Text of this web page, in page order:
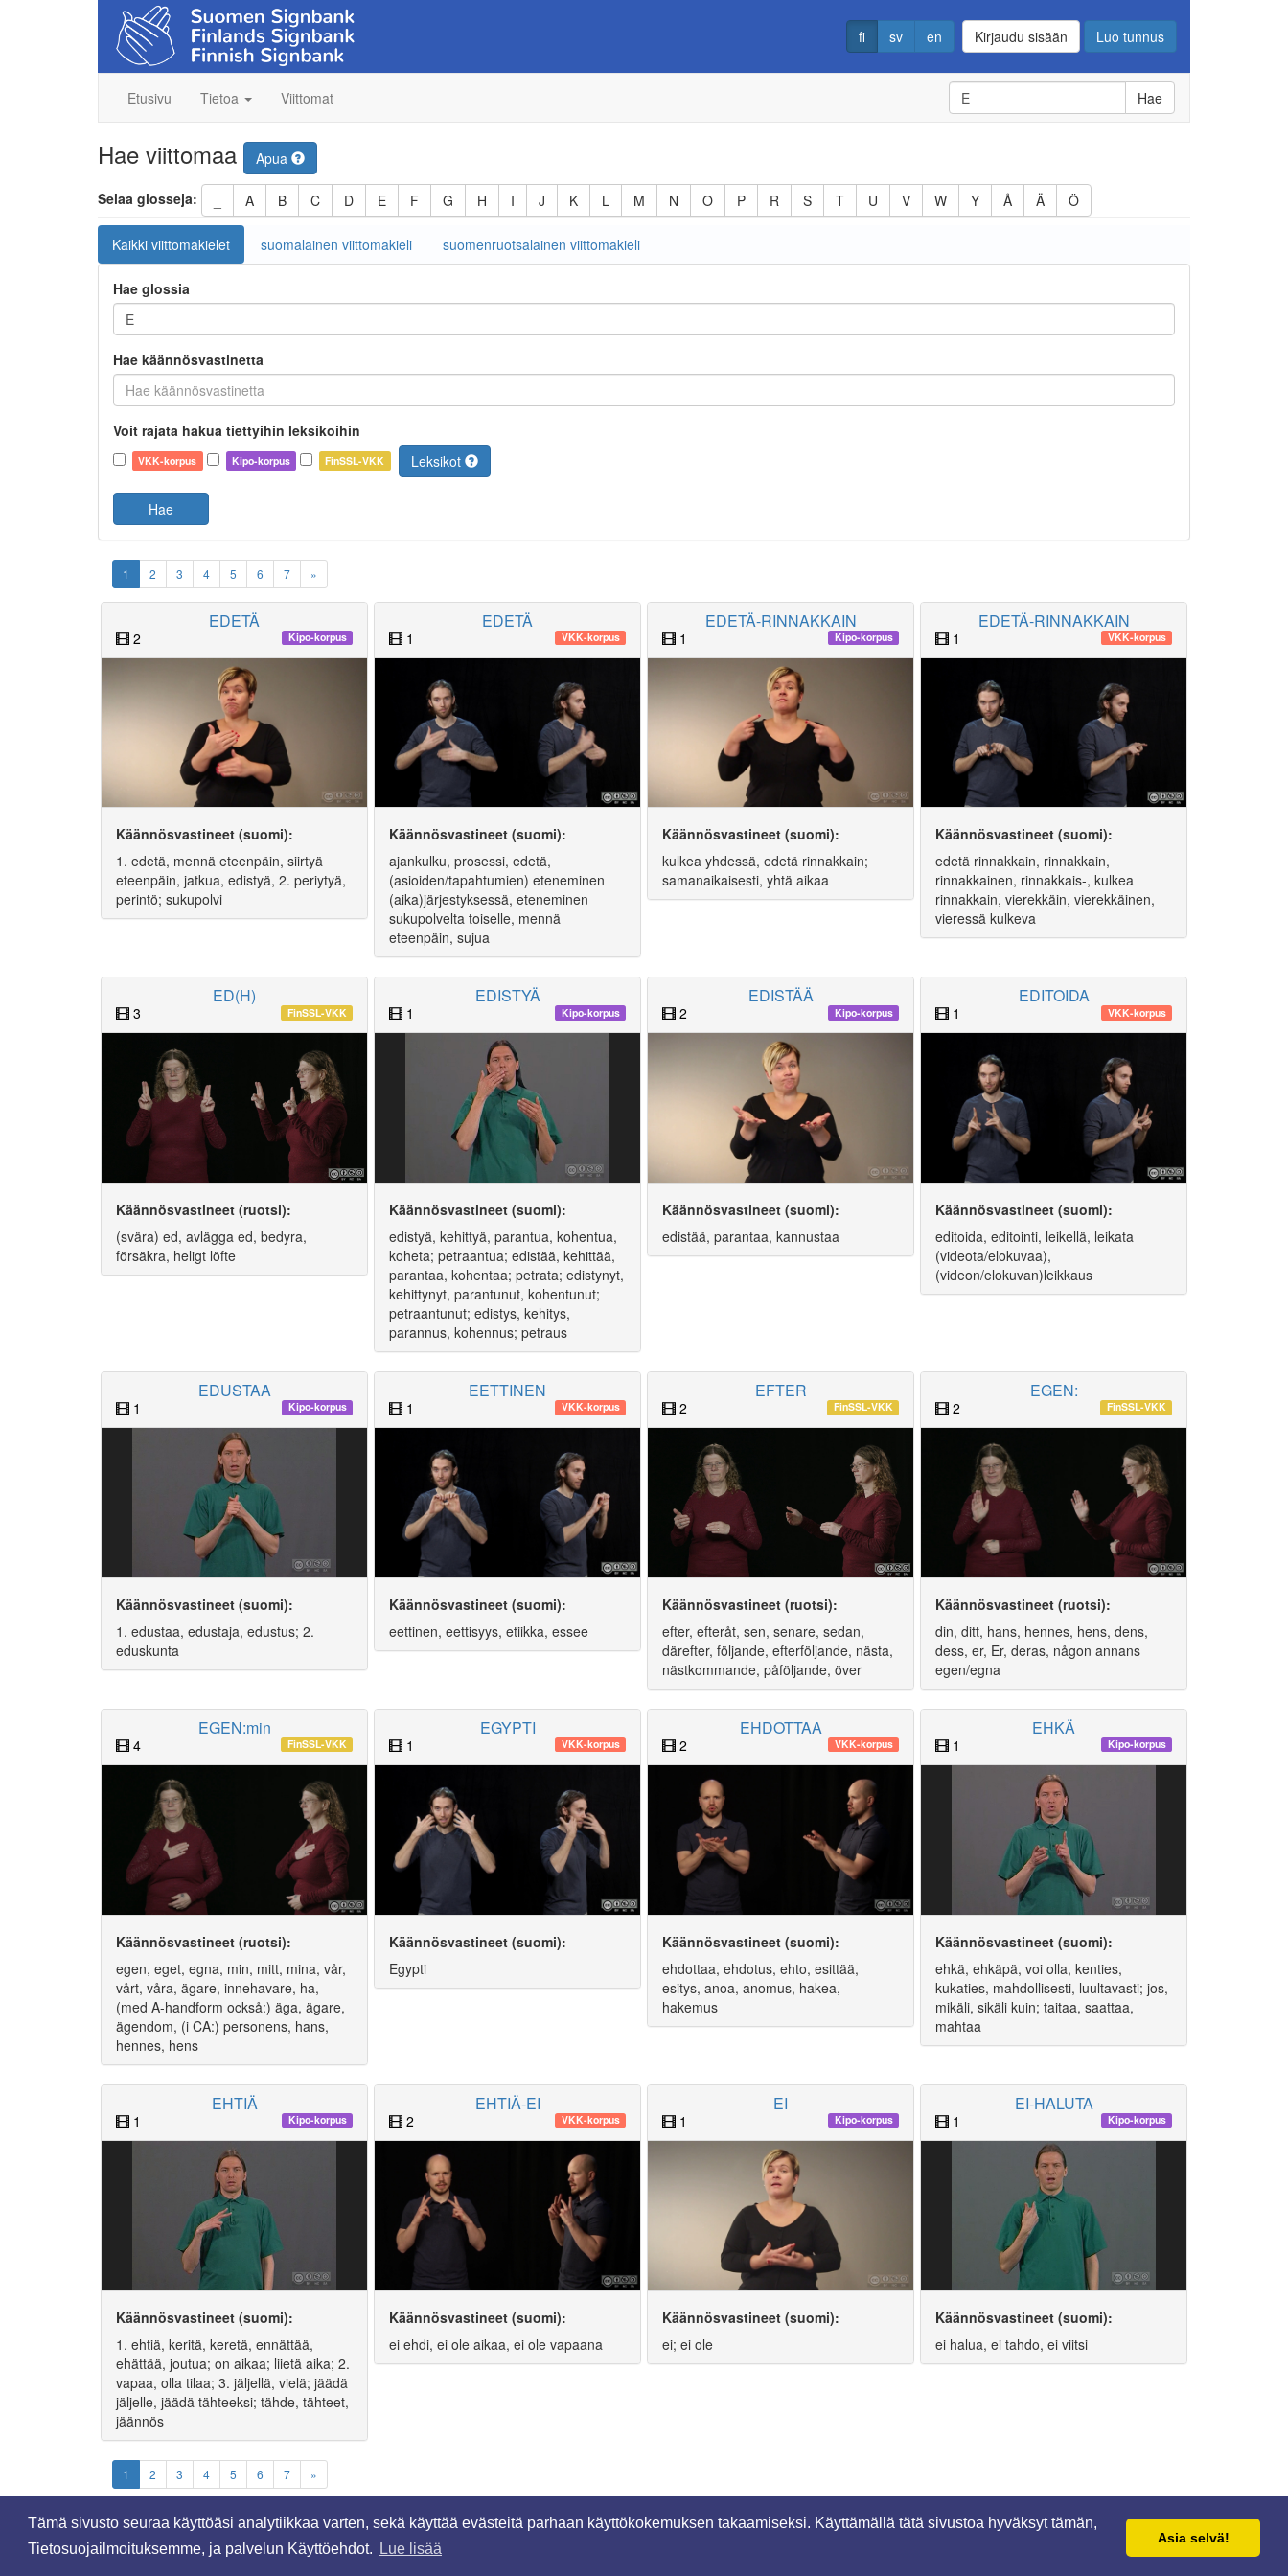
Tämä sivusto seuraa käyttöäsi analytiikkaa varten, sekä käyttää evästeitä parhaan käyttökokemuksen takaamiseksi. Käyttämällä tätä sivustoa hyväksyt tämän,
Tietosuojailmoituksemme, ja palvelun Käyttöehdot.
Lue lisää
Asia selvä!
fi sv en Kirjaudu sisään Luo tunnus
Etusivu Tietoa Viittomat Hae
Hae viittomaa Apua
Selaa glosseja: A B C D E F G H I J K L M N O P R S T U V W Y Å Ä Ö
Kaikki viittomakielet suomalainen viittomakieli suomenruotsalainen viittomakieli
Hae glossia
Hae käännösvastinetta
Voit rajata hakua tiettyihin leksikoihin
VKK-korpus Kipo-korpus FinSSL-VKK Leksikot
Hae
1 2 3 4 5 6 7 »
EDETÄ
2 Kipo-korpus
Käännösvastineet (suomi):
1. edetä, mennä eteenpäin, siirtyä
eteenpäin, jatkua, edistyä, 2. periytyä,
perintö; sukupolvi
EDETÄ
1 VKK-korpus
Käännösvastineet (suomi):
ajankulku, prosessi, edetä,
(asioiden/tapahtumien) eteneminen
(aika)järjestyksessä, eteneminen
sukupolvelta toiselle, mennä
eteenpäin, sujua
EDETÄ-RINNAKKAIN
1 Kipo-korpus
Käännösvastineet (suomi):
kulkea yhdessä, edetä rinnakkain;
samanaikaisesti, yhtä aikaa
EDETÄ-RINNAKKAIN
1 VKK-korpus
Käännösvastineet (suomi):
edetä rinnakkain, rinnakkain,
rinnakkainen, rinnakkais-, kulkea
rinnakkain, vierekkäin, vierekkäinen,
vieressä kulkeva
ED(H)
3 FinSSL-VKK
Käännösvastineet (ruotsi):
(svära) ed, avlägga ed, bedyra,
försäkra, heligt löfte
EDISTYÄ
1 Kipo-korpus
Käännösvastineet (suomi):
edistyä, kehittyä, parantua, kohentua,
koheta; petraantua; edistää, kehittää,
parantaa, kohentaa; petrata; edistynyt,
kehittynyt, parantunut, kohentunut;
petraantunut; edistys, kehitys,
parannus, kohennus; petraus
EDISTÄÄ
2 Kipo-korpus
Käännösvastineet (suomi):
edistää, parantaa, kannustaa
EDITOIDA
1 VKK-korpus
Käännösvastineet (suomi):
editoida, editointi, leikellä, leikata
(videota/elokuvaa),
(videon/elokuvan)leikkaus
EDUSTAA
1 Kipo-korpus
Käännösvastineet (suomi):
1. edustaa, edustaja, edustus; 2.
eduskunta
EETTINEN
1 VKK-korpus
Käännösvastineet (suomi):
eettinen, eettisyys, etiikka, essee
EFTER
2 FinSSL-VKK
Käännösvastineet (ruotsi):
efter, efteråt, sen, senare, sedan,
därefter, följande, efterföljande, nästa,
nästkommande, påföljande, över
EGEN:
2 FinSSL-VKK
Käännösvastineet (ruotsi):
din, ditt, hans, hennes, hens, dens,
dess, er, Er, deras, någon annans
egen/egna
EGEN:min
4 FinSSL-VKK
Käännösvastineet (ruotsi):
egen, eget, egna, min, mitt, mina, vår,
vårt, våra, ägare, innehavare, ha,
(med A-handform också:) äga, ägare,
ägendom, (i CA:) personens, hans,
hennes, hens
EGYPTI
1 VKK-korpus
Käännösvastineet (suomi):
Egypti
EHDOTTAA
2 VKK-korpus
Käännösvastineet (suomi):
ehdottaa, ehdotus, ehto, esittää,
esitys, anoa, anomus, hakea,
hakemus
EHKÄ
1 Kipo-korpus
Käännösvastineet (suomi):
ehkä, ehkäpä, voi olla, kenties,
kukaties, mahdollisesti, luultavasti; jos,
mikäli, sikäli kuin; taitaa, saattaa,
mahtaa
EHTIÄ
1 Kipo-korpus
Käännösvastineet (suomi):
1. ehtiä, keritä, keretä, ennättää,
ehättää, joutua; on aikaa; liietä aika; 2.
vapaa, olla tilaa; 3. jäljellä, vielä; jäädä
jäljelle, jäädä tähteeksi; tähde, tähteet,
jäännös
EHTIÄ-EI
2 VKK-korpus
Käännösvastineet (suomi):
ei ehdi, ei ole aikaa, ei ole vapaana
EI
1 Kipo-korpus
Käännösvastineet (suomi):
ei; ei ole
EI-HALUTA
1 Kipo-korpus
Käännösvastineet (suomi):
ei halua, ei tahdo, ei viitsi
1 2 3 4 5 6 7 »